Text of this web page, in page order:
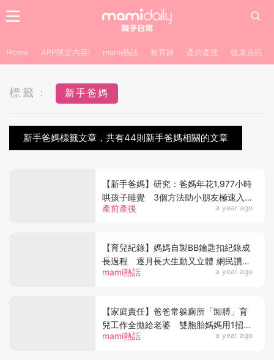
Home APP限定內容! mami熱話 教育路 產前產後 健康資訊
標籤： 新手爸媽
新手爸媽標籤文章，共有44則新手爸媽相關的文章
產前產後 a year ago
【新手爸媽】研究：爸媽年花1,977小時
哄孩子睡覺 3個方法助小朋友極速入
睡
mami熱話 a year ago
【育兒紀錄】媽媽自製BB鑰匙扣紀錄成
長過程 逐月長大生動又立體 網民讚有
創意
mami熱話 a year ago
【家庭責任】爸爸常躲廁所「卸膊」育
兒工作全拋給老婆 雙胞胎媽媽用1招迫
老公離開洗手間